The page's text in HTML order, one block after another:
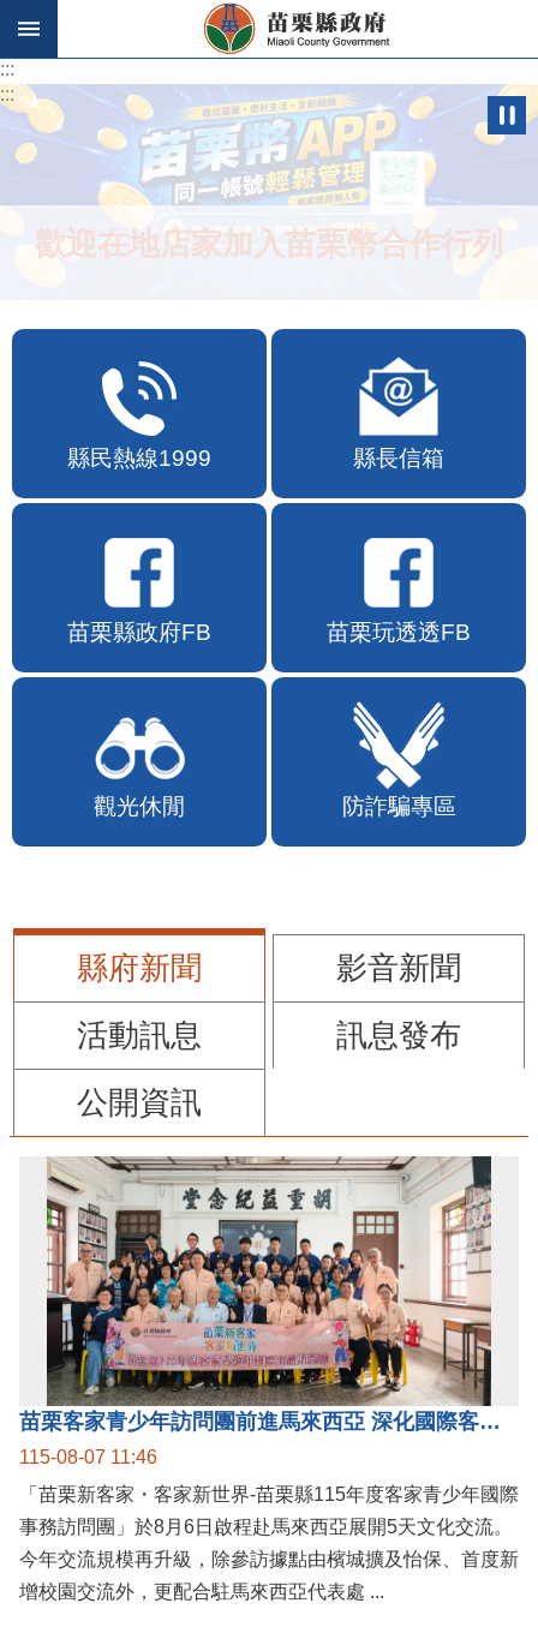
跳到主要內容區塊
:::
:::
歡迎在地店家加入苗栗幣合作行列
縣民熱線1999 縣長信箱
苗栗縣政府FB 苗栗玩透透FB
觀光休閒 防詐騙專區
縣府新聞
影音新聞
活動訊息
訊息發布
公開資訊
苗栗客家青少年訪問團前進馬來西亞 深化國際客家文化交流
115-08-07 11:46
「苗栗新客家・客家新世界-苗栗縣115年度客家青少年國際
事務訪問團」於8月6日啟程赴馬來西亞展開5天文化交流。
今年交流規模再升級，除參訪據點由檳城擴及怡保、首度新
增校園交流外，更配合駐馬來西亞代表處 ...